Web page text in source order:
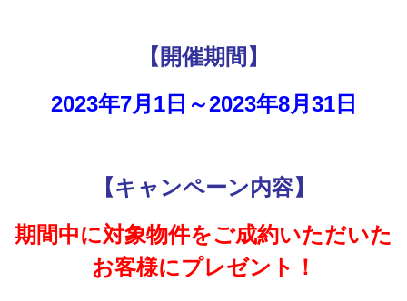
【開催期間】
2023年7月1日～2023年8月31日
【キャンペーン内容】
期間中に対象物件をご成約いただいた
お客様にプレゼント！